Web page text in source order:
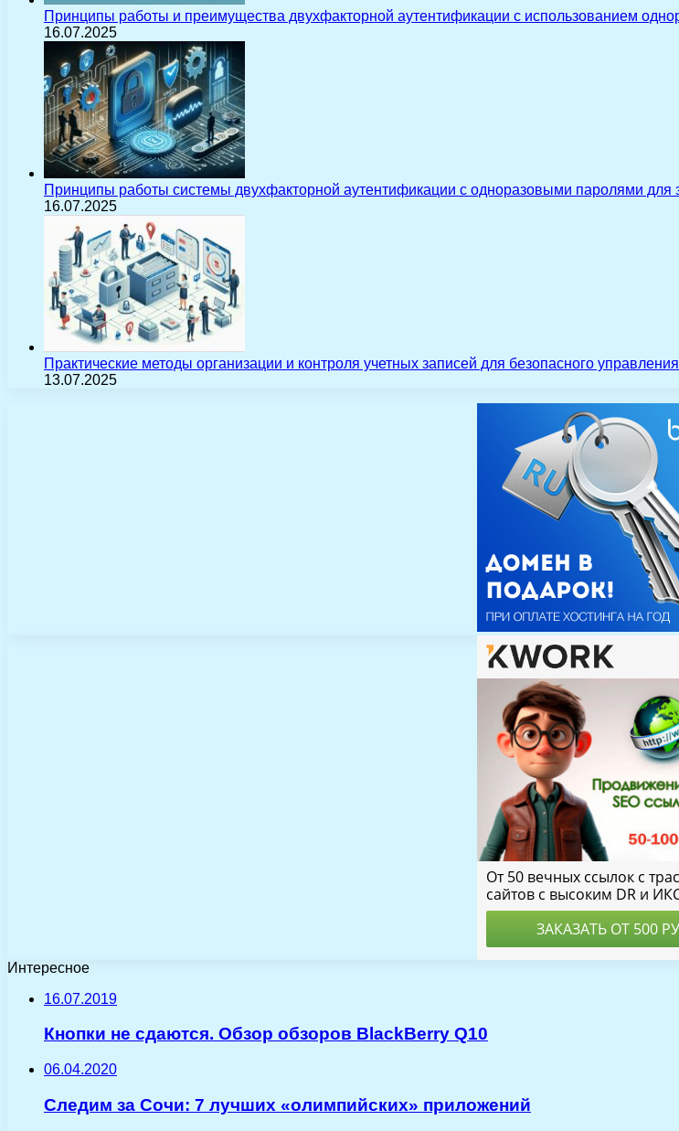
Принципы работы и преимущества двухфакторной аутентификации с использованием
16.07.2025
Принципы работы системы двухфакторной аутентификации с одноразовыми паролями
16.07.2025
Практические методы организации и контроля учетных записей для безопасного
13.07.2025
Интересное
16.07.2019
Кнопки не сдаются. Обзор обзоров BlackBerry Q10
06.04.2020
Следим за Сочи: 7 лучших «олимпийских» приложений